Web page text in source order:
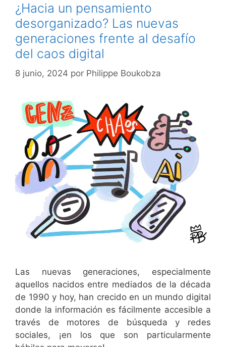
¿Hacia un pensamiento
desorganizado? Las nuevas
generaciones frente al desafío
del caos digital
8 junio, 2024 por Philippe Boukobza
Las nuevas generaciones, especialmente
aquellos nacidos entre mediados de la década
de 1990 y hoy, han crecido en un mundo digital
donde la información es fácilmente accesible a
través de motores de búsqueda y redes
sociales, ¡en los que son particularmente